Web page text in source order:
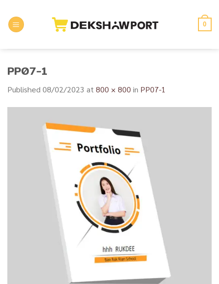
content
0
PP07-1
Published 08/02/2023 at 800 × 800 in PP07-1